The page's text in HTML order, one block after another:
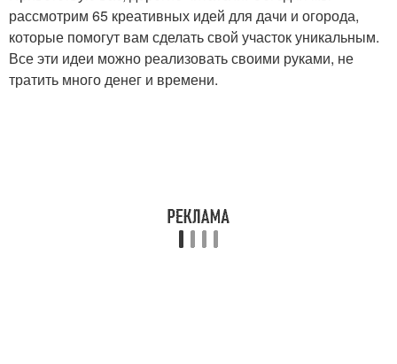
рассмотрим 65 креативных идей для дачи и огорода,
которые помогут вам сделать свой участок уникальным.
Все эти идеи можно реализовать своими руками, не
тратить много денег и времени.